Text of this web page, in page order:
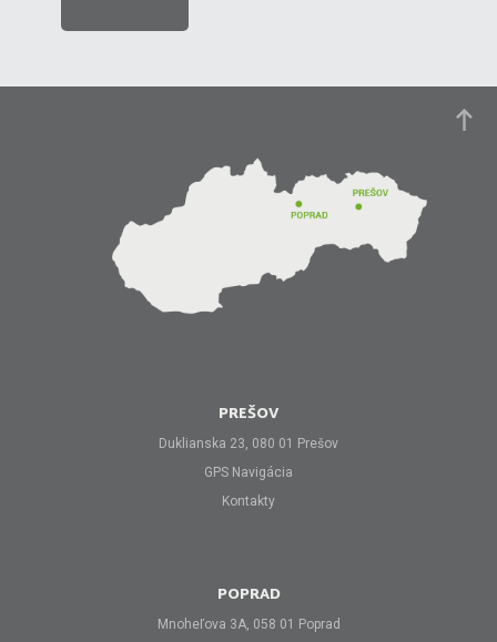
PREŠOV
Duklianska 23, 080 01 Prešov
GPS Navigácia
Kontakty
POPRAD
Mnoheľova 3A, 058 01 Poprad